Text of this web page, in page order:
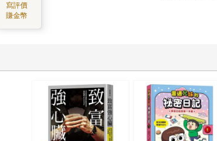
寫評價
賺金幣